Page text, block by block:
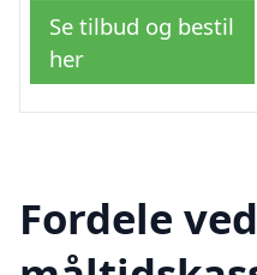
Se tilbud og bestil
her
Fordele